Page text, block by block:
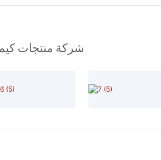
شركة منتجات